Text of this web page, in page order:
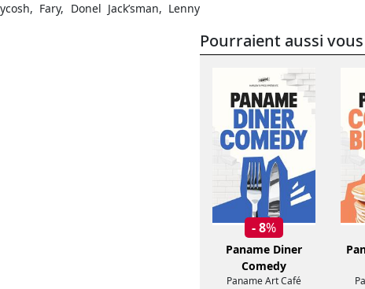
Fary, Donel Jack’sman, Lenny
Pourraient aussi
- 8%
Paname Diner
Comedy
Paname Art Café